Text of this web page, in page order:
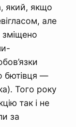
який, якщо
але
зміщено
бютівця —
Того року
так і не
за